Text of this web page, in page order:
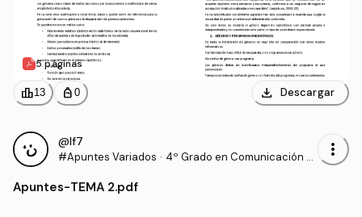
5 páginas
leaderboard13 personal_bag 0 download Descargar
@lf7
#Apuntes Variados · 4º Grado en Comunicación A
more_vert
Apuntes-TEMA 2.pdf